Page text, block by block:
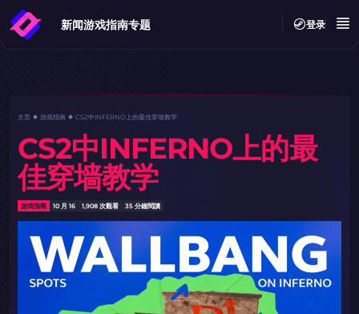
新闻游戏指南专题 登录
主页 游戏指南 CS2中INFERNO上的最佳穿墙教学
CS2中INFERNO上的最
佳穿墙教学
游戏指南 10 月 16 1,908 次觀看 35 分鐘閱讀